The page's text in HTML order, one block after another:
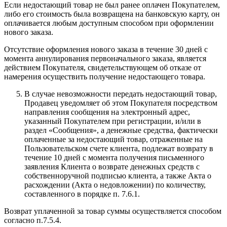
Если недостающий товар не был ранее оплачен Покупателем,
либо его стоимость была возвращена на банковскую карту, он
оплачивается любым доступным способом при оформлении
нового заказа.
Отсутствие оформления нового заказа в течение 30 дней с
момента аннулирования первоначального заказа, является
действием Покупателя, свидетельствующем об отказе от
намерения осуществить получение недостающего товара.
В случае невозможности передать недостающий товар,
Продавец уведомляет об этом Покупателя посредством
направления сообщения на электронный адрес,
указанный Покупателем при регистрации, и/или в
раздел «Сообщения», а денежные средства, фактически
оплаченные за недостающий товар, отраженные на
Пользовательском счете клиента, подлежат возврату в
течение 10 дней с момента получения письменного
заявления Клиента о возврате денежных средств с
собственноручной подписью клиента, а также Акта о
расхождении (Акта о недовложении) по количеству,
составленного в порядке п. 7.6.1.
Возврат уплаченной за товар суммы осуществляется способом
согласно п.7.5.4.